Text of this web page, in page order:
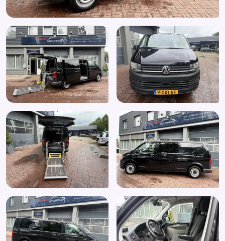
Buitenspiegels elektrisch inklapbaar
Buitenspiegels in carrosseriekleur
Centrale vergrendeling met afstandsbediening
Comfortstoel(en)
Cruise control
DAB
Dimlichten automatisch
Elektrische ramen voor
Elektronisch Sper Differentieel
Elektronisch Stabiliteits Programma
Hill hold functie
Mistlampen voor adaptief
Multimedia-voorbereiding
Navigatiesysteem full map
Parkeersensor achter
Radio